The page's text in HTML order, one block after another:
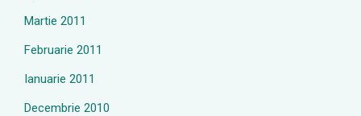
Martie 2011
Februarie 2011
Ianuarie 2011
Decembrie 2010